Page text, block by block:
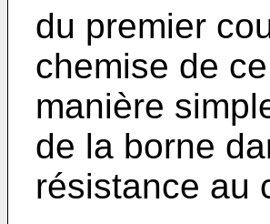
du premier
chemise de
manière
de la borne
résistance au